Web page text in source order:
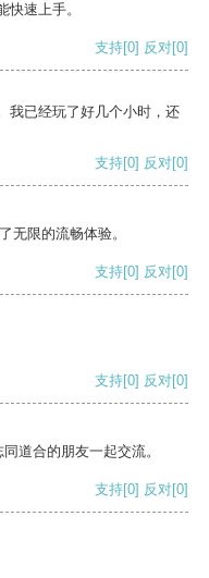
速上手。
支持[0] 反对[0]
我已经玩了好几个小时，还
支持[0] 反对[0]
无限的流畅体验。
支持[0] 反对[0]
支持[0] 反对[0]
道合的朋友一起交流。
支持[0] 反对[0]